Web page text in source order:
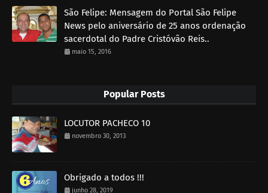
São Felipe: Mensagem do Portal São Felipe
News pelo aniversário de 25 anos ordenação
sacerdotal do Padre Cristóvão Reis..
maio 15, 2016
Popular Posts
LOCUTOR PACHECO 10
novembro 30, 2013
Obrigado a todos !!!
junho 28, 2019